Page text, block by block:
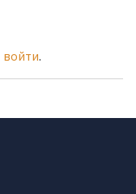
войти.